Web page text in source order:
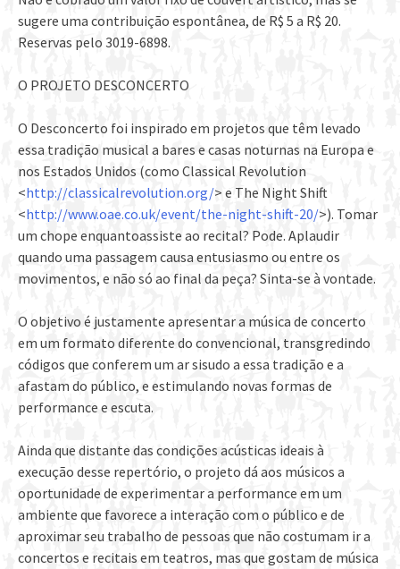
sugere uma contribuição espontânea, de R$ 5 a R$ 20.
Reservas pelo 3019-6898.
O PROJETO DESCONCERTO
O Desconcerto foi inspirado em projetos que têm levado
essa tradição musical a bares e casas noturnas na Europa e
nos Estados Unidos (como Classical Revolution
<http://classicalrevolution.org/> e The Night Shift
<http://www.oae.co.uk/event/the-night-shift-20/>). Tomar
um chope enquantoassiste ao recital? Pode. Aplaudir
quando uma passagem causa entusiasmo ou entre os
movimentos, e não só ao final da peça? Sinta-se à vontade.
O objetivo é justamente apresentar a música de concerto
em um formato diferente do convencional, transgredindo
códigos que conferem um ar sisudo a essa tradição e a
afastam do público, e estimulando novas formas de
performance e escuta.
Ainda que distante das condições acústicas ideais à
execução desse repertório, o projeto dá aos músicos a
oportunidade de experimentar a performance em um
ambiente que favorece a interação com o público e de
aproximar seu trabalho de pessoas que não costumam ir a
concertos e recitais em teatros, mas que gostam de música